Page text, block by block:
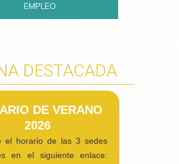
EMPLEO
DESTACADA
DE VERANO
2026
el horario de las 3 sedes
en el siguiente enlace: